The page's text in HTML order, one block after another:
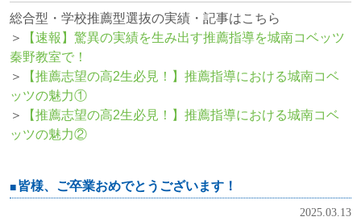
総合型・学校推薦型選抜の実績・記事はこちら
＞
【速報】驚異の実績を生み出す推薦指導を城南コベッツ
秦野教室で！
＞
【推薦志望の高2生必見！】推薦指導における城南コベ
ッツの魅力①
＞
【推薦志望の高2生必見！】推薦指導における城南コベ
ッツの魅力②
皆様、ご卒業おめでとうございます！
2025.03.13